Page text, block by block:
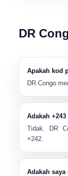
DR
Apakah kod
DR Congo
Adakah
Tidak. DR
+242.
Adakah